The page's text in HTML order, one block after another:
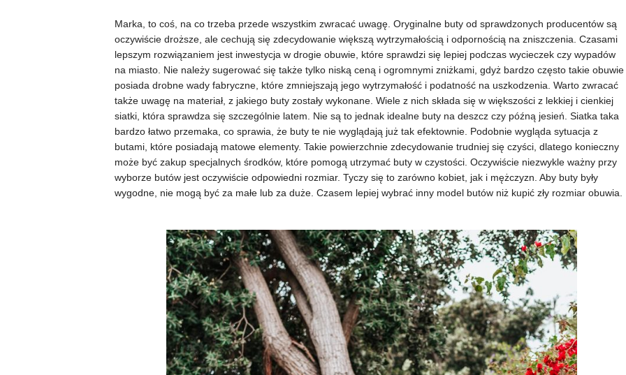
Marka, to coś, na co trzeba przede wszystkim zwracać uwagę. Oryginalne buty od sprawdzonych producentów są
oczywiście droższe, ale cechują się zdecydowanie większą wytrzymałością i odpornością na zniszczenia. Czasami
lepszym rozwiązaniem jest inwestycja w drogie obuwie, które sprawdzi się lepiej podczas wycieczek czy wypadów
na miasto. Nie należy sugerować się także tylko niską ceną i ogromnymi zniżkami, gdyż bardzo często takie obuwie
posiada drobne wady fabryczne, które zmniejszają jego wytrzymałość i podatność na uszkodzenia. Warto zwracać
także uwagę na materiał, z jakiego buty zostały wykonane. Wiele z nich składa się w większości z lekkiej i cienkiej
siatki, która sprawdza się szczególnie latem. Nie są to jednak idealne buty na deszcz czy późną jesień. Siatka taka
bardzo łatwo przemaka, co sprawia, że buty te nie wyglądają już tak efektownie. Podobnie wygląda sytuacja z
butami, które posiadają matowe elementy. Takie powierzchnie zdecydowanie trudniej się czyści, dlatego konieczny
może być zakup specjalnych środków, które pomogą utrzymać buty w czystości. Oczywiście niezwykle ważny przy
wyborze butów jest oczywiście odpowiedni rozmiar. Tyczy się to zarówno kobiet, jak i mężczyzn. Aby buty były
wygodne, nie mogą być za małe lub za duże. Czasem lepiej wybrać inny model butów niż kupić zły rozmiar obuwia.